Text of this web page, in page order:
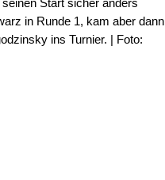
in Runde 1, kam aber dann
ins Turnier. | Foto: